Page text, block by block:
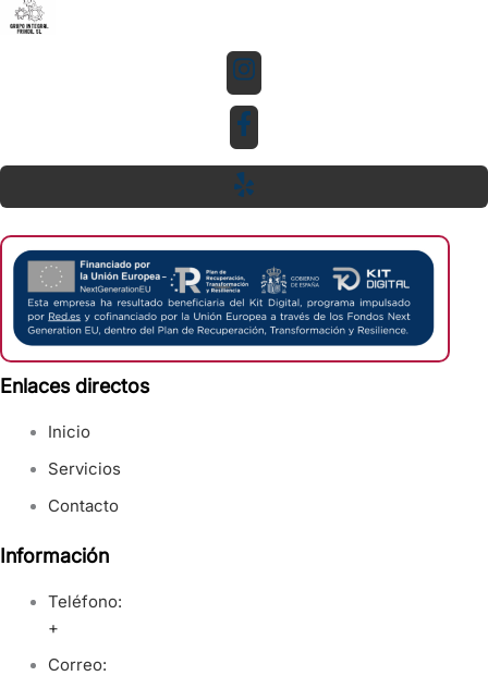
Enlaces directos
Inicio
Servicios
Contacto
Información
Teléfono:
+
Correo: